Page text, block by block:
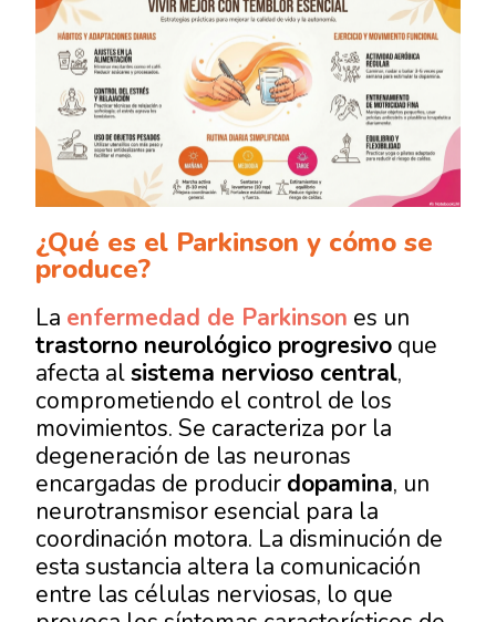
¿Qué es el Parkinson y cómo se
produce?
La enfermedad de Parkinson es un
trastorno neurológico progresivo que
afecta alsistema nervioso central,
comprometiendo el control de los
movimientos. Se caracteriza por la
degeneración de las neuronas
encargadas de producir dopamina, un
neurotransmisor esencial para la
coordinación motora. La disminución de
esta sustancia altera la comunicación
entre las células nerviosas, lo que